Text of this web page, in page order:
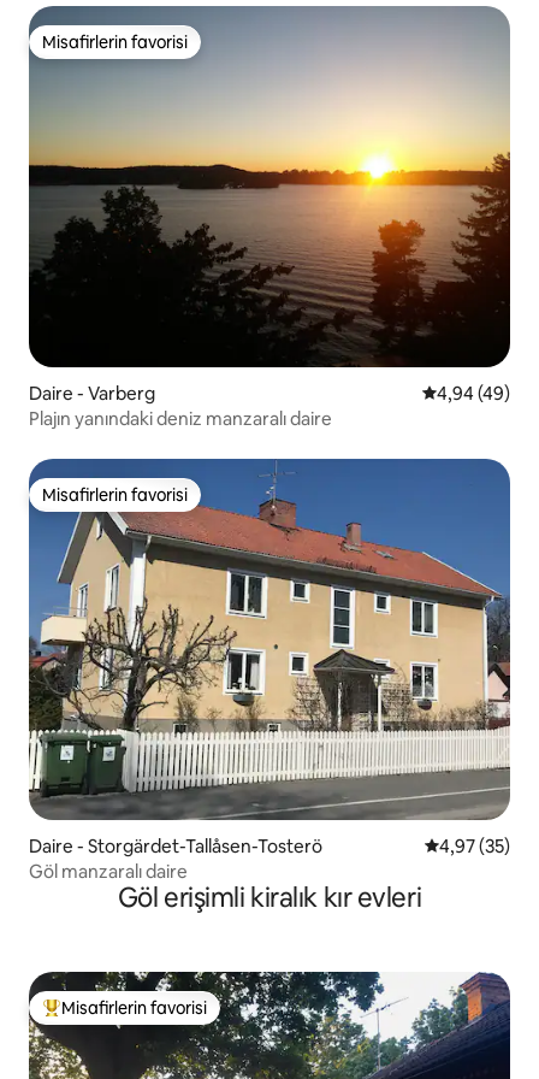
Misafirlerin favorisi
Misafirlerin favorisi
Daire - Varberg 5 üzerinden
4,94 (49)
Plajın yanındaki deniz manzaralı daire
Misafirlerin favorisi
Misafirlerin favorisi
Daire - Storgärdet-Tallåsen-Tosterö 5 üzerinden
4,97 (35)
Göl manzaralı daire
Göl erişimli kiralık kır evleri
Misafirlerin favorilerinden en beğenilenler arasında
Misafirlerin favorisi